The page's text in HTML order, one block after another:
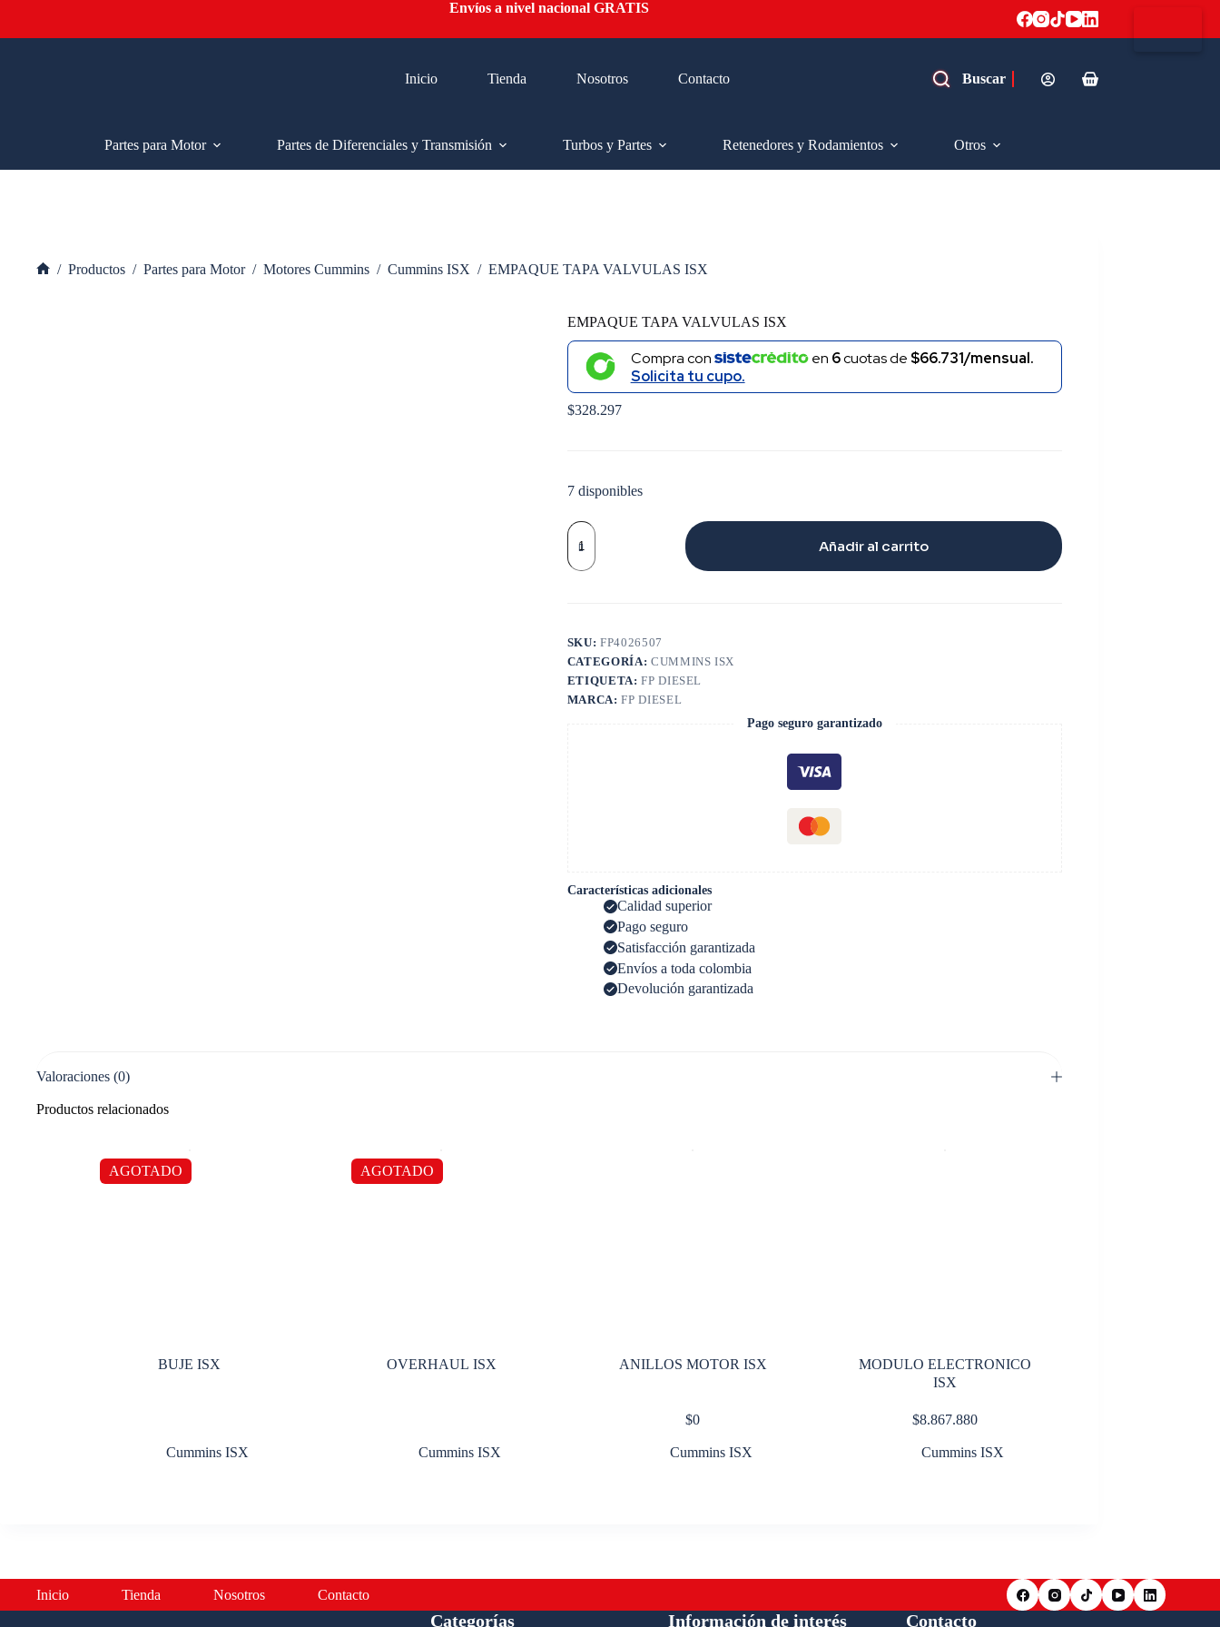
contenido
Envíos a nivel nacional GRATIS
Inicio Tienda Nosotros Contacto
Carro
Partes para Motor
Partes de Diferenciales y Transmisión Turbos y Partes Retenedores y Rodamientos Otros
/ Productos / Partes para Motor / Motores Cummins / Cummins ISX / EMPAQUE TAPA VALVULAS ISX
EMPAQUE TAPA VALVULAS ISX
Compra con en 6cuotas de $66.731/mensual.
Solicita tu cupo.
$328.297
7 disponibles
EMPAQUE
TAPA
VALVULAS
ISX
Añadir al carrito
SKU:FP4026507
CATEGORÍA: CUMMINS ISX
ETIQUETA:FP DIESEL
MARCA:FP DIESEL
Pago seguro garantizado
Características adicionales
Calidad superior
Pago seguro
Satisfacción garantizada
Envíos a toda colombia
Devolución garantizada
Valoraciones (0)
Productos relacionados
AGOTADO
BUJE ISX
Cummins ISX
AGOTADO
OVERHAUL ISX
Cummins ISX
ANILLOS MOTOR ISX
$0
Cummins ISX
MODULO ELECTRONICO
ISX
$8.867.880
Cummins ISX
Inicio Tienda Nosotros Contacto
Categorías Información de interés Contacto